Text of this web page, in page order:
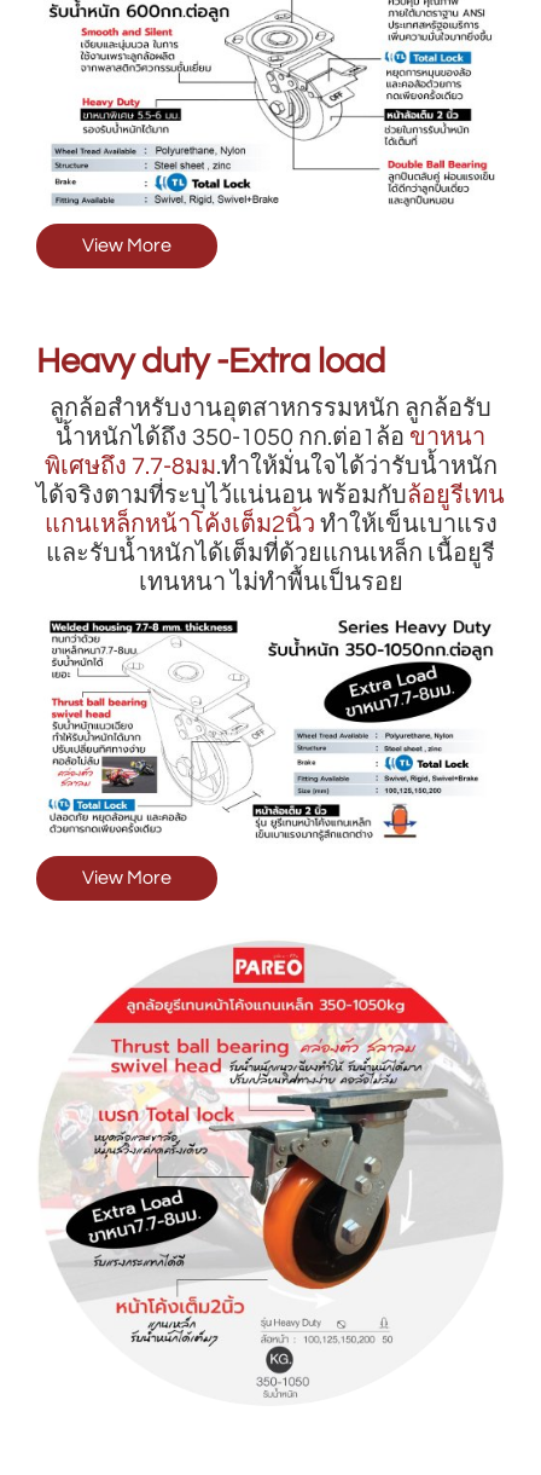
View More
Heavy duty -Extra load
ลูกล้อสำหรับงานอุตสาหกรรมหนัก ลูกล้อรับ
น้ำหนักได้ถึง 350-1050 กก.ต่อ1ล้อ ขาหนา
พิเศษถึง 7.7-8มม.ทำให้มั่นใจได้ว่ารับน้ำหนัก
ได้จริงตามที่ระบุไว้แน่นอน พร้อมกับล้อยูรีเทน
แกนเหล็กหน้าโค้งเต็ม2นิ้ว ทำให้เข็นเบาแรง
และรับน้ำหนักได้เต็มที่ด้วยแกนเหล็ก เนื้อยูรี
เทนหนา ไม่ทำพื้นเป็นรอย
View More